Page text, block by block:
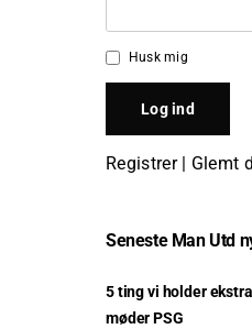
Husk mig
Registrer| Glemt
Seneste Man Utd
5 ting vi holder
møder PSG